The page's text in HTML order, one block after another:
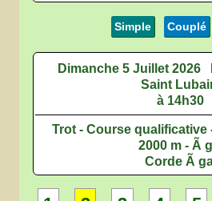
Simple Couplé
Dimanche 5 Juillet 2026
Saint
à 14h30
Trot - Course qualificative
2000 m - Ã
Corde Ã ga